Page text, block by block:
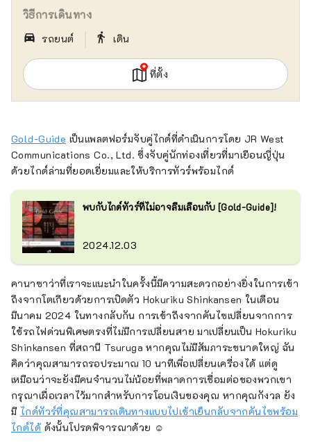
วิธีการเดินทาง
directions_car_filled รถยนต์ directions_walk เดิน
ที่ตั้ง
Gold-Guide เป็นแพลตฟอร์มจับคู่ไกด์ที่ดำเนินการโดย JR West
Communications Co., Ltd. ซึ่งจับคู่นักท่องเที่ยวที่มาเยือนญี่ปุ่น
ด้วยไกด์ล่ามที่ยอดเยี่ยมและให้บริการทัวร์พร้อมไกด์
พบกับไกด์ทัวร์ที่ไม่อาจลืมเลือนกับ [Gold-Guide]!
2024.12.03
คานาซาว่าที่เราจะแนะนำในครั้งนี้มีความสะดวกอย่างยิ่งในการเข้า
ถึงจากโตเกียวด้วยการเปิดตัว Hokuriku Shinkansen ในเดือน
มีนาคม 2024 ในทางกลับกัน การเข้าถึงจากคันไซเปลี่ยนจากการ
ใช้รถไฟด่วนพิเศษตรงที่ไม่มีการเปลี่ยนสาย มาเปลี่ยนเป็น Hokuriku
Shinkansen ที่สถานี Tsuruga หากคุณไม่มีสัมภาระขนาดใหญ่ ฉัน
คิดว่าคุณสามารถรอประมาณ 10 นาทีเพื่อเปลี่ยนเครื่องได้ แต่ดู
เหมือนว่าจะยังมีคนจำนวนไม่น้อยที่พลาดการเชื่อมต่อของพวกเขา
กรุณาเผื่อเวลาไว้มากสำหรับการโอนเงินของคุณ หากคุณกังวล ยัง
มี ไกด์ทัวร์ที่คุณสามารถเดินทางแบบไปเช้าเย็นกลับจากคันไซพร้อม
ไกด์ได้ ดังนั้นโปรดพิจารณาด้วย ☺